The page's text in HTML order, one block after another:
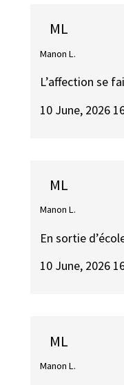
ML
Manon L.
L’affection se
10 June, 2026
ML
Manon L.
En sortie
10 June, 2026
ML
Manon L.